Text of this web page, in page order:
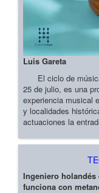
Luis Gareta
El ciclo de música
25 de julio, es una
experiencia musical
y localidades
actuaciones la
Ingeniero
funciona con